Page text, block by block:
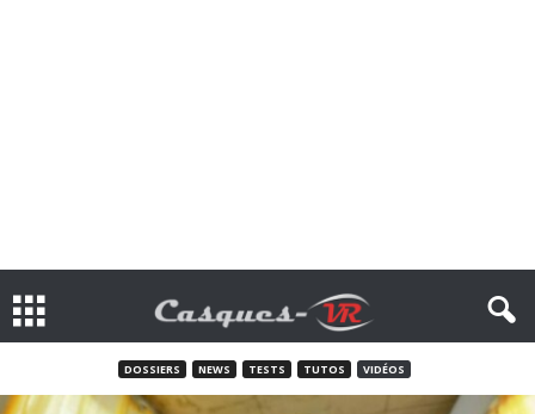
DOSSIERS NEWS TESTS TUTOS VIDÉOS